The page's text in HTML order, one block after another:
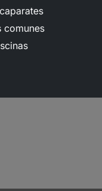
comunes